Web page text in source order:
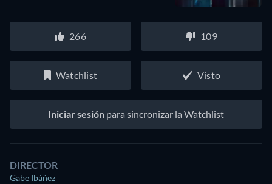
266 109
Watchlist Visto
Iniciar sesión para sincronizar la Watchlist
DIRECTOR
Gabe Ibáñez